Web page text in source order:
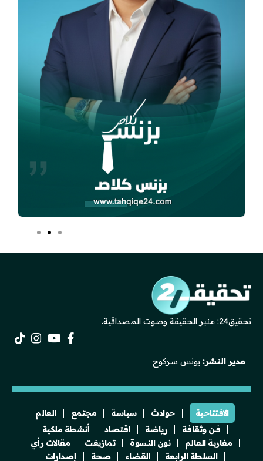
تحقيق24: منبر الحقيقة وصوت المصداقية.
مدير النشر: يونس سركوح
الافتتاحية حوادث سياسة مجتمع
العالم
فن وثقافة
رياضة اقتصاد
أنشطة ملكية
مغاربة العالم
نون النسوة تمازيغت
مقالات رأي
السلطة الرابعة
القضاء صحة إصدارات